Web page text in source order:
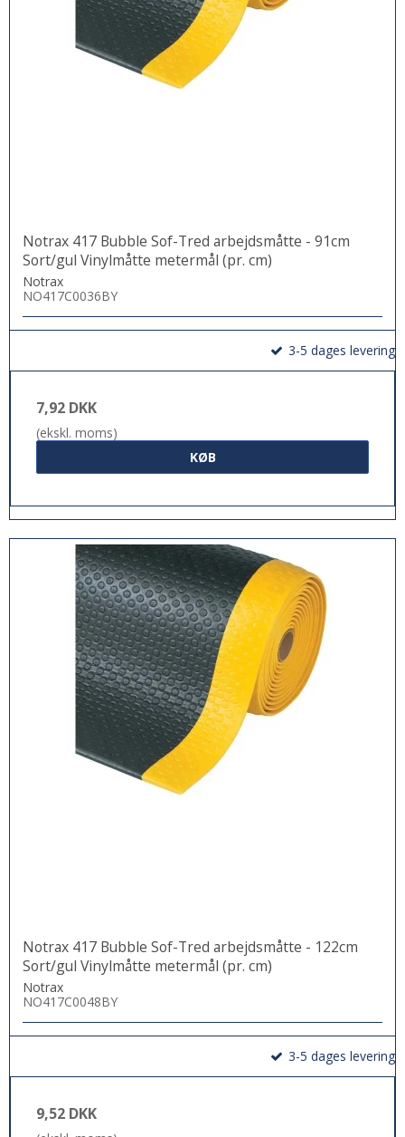
Notrax 417 Bubble Sof-Tred arbejdsmåtte - 91cm
Sort/gul Vinylmåtte metermål (pr. cm)
Notrax
NO417C0036BY
3-5 dages levering
7,92 DKK
(ekskl. moms)
KØB
Notrax 417 Bubble Sof-Tred arbejdsmåtte - 122cm
Sort/gul Vinylmåtte metermål (pr. cm)
Notrax
NO417C0048BY
3-5 dages levering
9,52 DKK